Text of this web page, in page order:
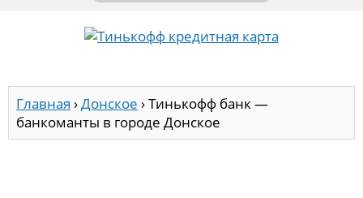
Главная ›Донское ›Тинькофф банк —
банкоманты в городе Донское